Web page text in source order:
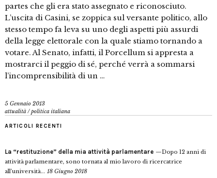
partes che gli era stato assegnato e riconosciuto.
L’uscita di Casini, se zoppica sul versante politico, allo
stesso tempo fa leva su uno degli aspetti più assurdi
della legge elettorale con la quale stiamo tornando a
votare. Al Senato, infatti, il Porcellum si appresta a
mostrarci il peggio di sé, perché verrà a sommarsi
l’incomprensibilità di un …
5 Gennaio 2013
attualità /politica italiana
ARTICOLI RECENTI
La “restituzione” della mia attività parlamentare
Dopo 12 anni di
attività parlamentare, sono tornata al mio lavoro di ricercatrice
all’università... 18 Giugno 2018